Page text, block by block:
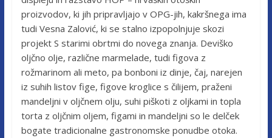
proizvodov, ki jih pripravljajo v OPG-jih, kakršnega ima
tudi Vesna Zalović, ki se stalno izpopolnjuje skozi
projekt S starimi obrtmi do novega znanja. Deviško
oljčno olje, različne marmelade, tudi figova z
rožmarinom ali meto, pa bonboni iz dinje, čaj, narejen
iz suhih listov fige, figove kroglice s čilijem, praženi
mandeljni v oljčnem olju, suhi piškoti z oljkami in topla
torta z oljčnim oljem, figami in mandeljni so le delček
bogate tradicionalne gastronomske ponudbe otoka.